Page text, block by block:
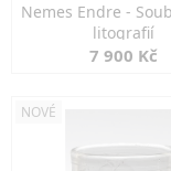
Nemes Endre -
litografií
7 900 Kč
NOVÉ